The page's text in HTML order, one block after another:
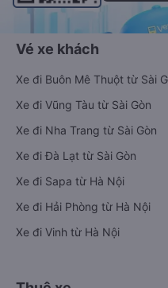
Vé xe khách
Xe đi Buôn Mê Thuột từ Sài
Xe đi Vũng Tàu từ Sài Gòn
Xe đi Nha Trang từ Sài Gòn
Xe đi Đà Lạt từ Sài Gòn
Xe đi Sapa từ Hà Nội
Xe đi Hải Phòng từ Hà Nội
Xe đi Vinh từ Hà Nội